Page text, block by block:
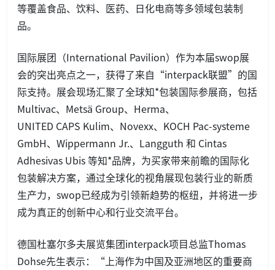
等覆盖食品、饮料、医药、日化电商等多领域包装制
品。
国际展团（International Pavilion）作为本届swop展
会的突出亮点之一，获得了来自“interpack联盟”的国
际支持。展会现场汇聚了全球知*包装国际参展商，包括
Multivac、Metsä Group、Herma、
UNITED CAPS Kulim、Novexx、KOCH Pac-systeme
GmbH、Wippermann Jr.、Langguth 和 Cintas
Adhesivas Ubis 等知*品牌，为买家带来前瞻的国际化
包装解决方案，通过全球化的视角展现包装行业的新质
生产力，swop已经成为引领新趋势的枢纽，并将进一步
成为真正的创新中心和行业交流平台。
德国杜塞尔多夫展览集团interpack项目总监Thomas
Dohse先生表示：“上海作为中国及亚洲地区的重要商